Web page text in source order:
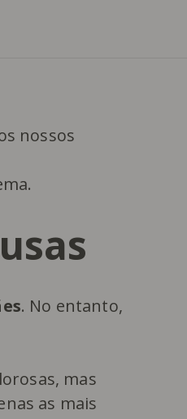
nossos
. No entanto,
mas
as mais